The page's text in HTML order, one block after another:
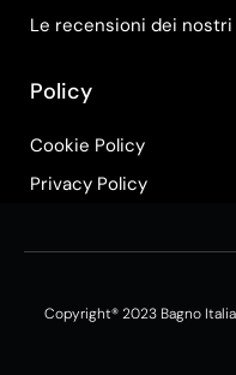
Le recensioni dei
Policy
Cookie Policy
Privacy Policy
Copyright® 2023 Bagno